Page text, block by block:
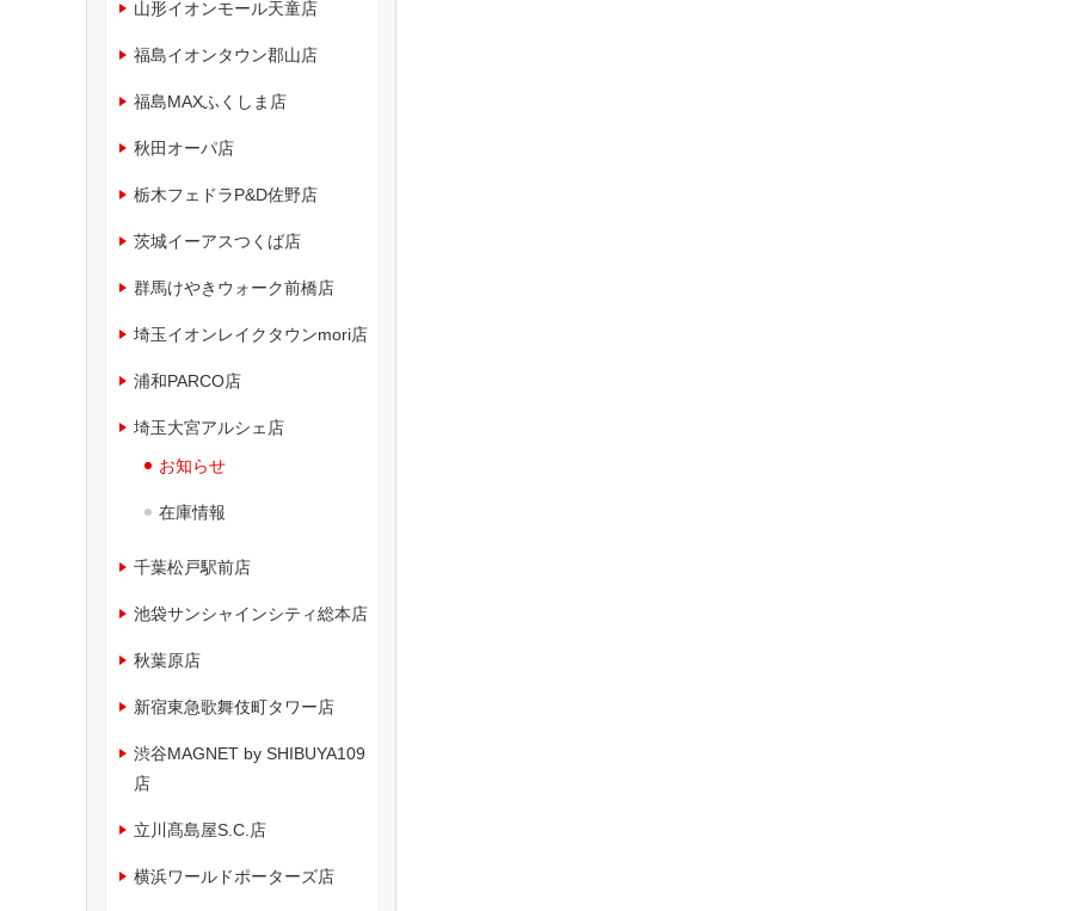
山形イオンモール天童店
福島イオンタウン郡山店
福島MAXふくしま店
秋田オーパ店
栃木フェドラP&D佐野店
茨城イーアスつくば店
群馬けやきウォーク前橋店
埼玉イオンレイクタウンmori店
浦和PARCO店
埼玉大宮アルシェ店
お知らせ
在庫情報
千葉松戸駅前店
池袋サンシャインシティ総本店
秋葉原店
新宿東急歌舞伎町タワー店
渋谷MAGNET by SHIBUYA109
店
立川髙島屋S.C.店
横浜ワールドポーターズ店